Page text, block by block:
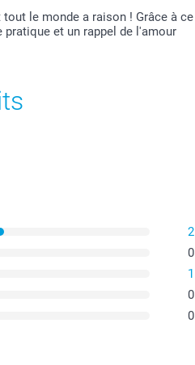
le monde a raison ! Grâce à ce
et un rappel de l'amour
2
0
1
0
0